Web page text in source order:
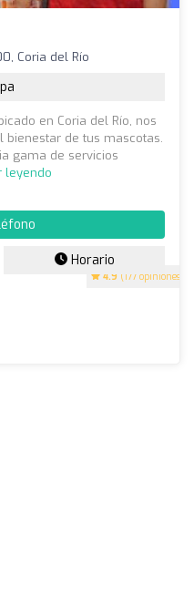
4.9 (177 opiniones)
Coria del Río
en Coria del Río, nos
de tus mascotas.
gama de servicios
leyendo
Horario